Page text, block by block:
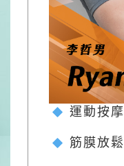
運動按摩
筋膜放鬆